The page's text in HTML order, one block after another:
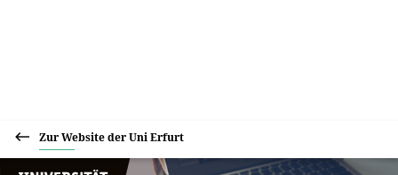
Zur Website der Uni Erfurt